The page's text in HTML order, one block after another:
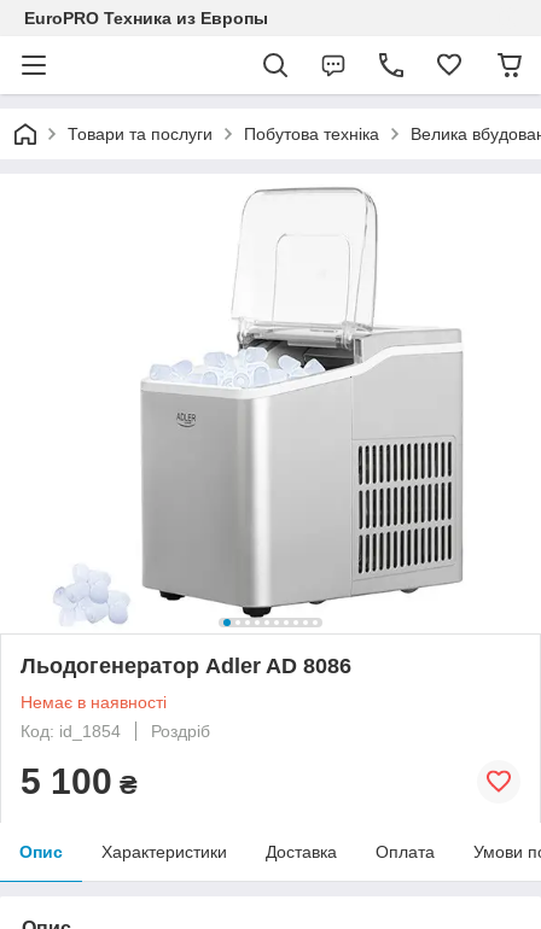
EuroPRO Техника из Европы
Товари та послуги Побутова техніка Велика
Льодогенератор Adler AD 8086
Немає в наявності
Код: id_1854
Роздріб
5 100 ₴
Опис Характеристики Доставка Оплата Умови